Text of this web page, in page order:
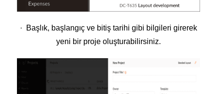
· Başlık, başlangıç ve bitiş tarihi gibi bilgileri girerek
yeni bir proje oluşturabilirsiniz.